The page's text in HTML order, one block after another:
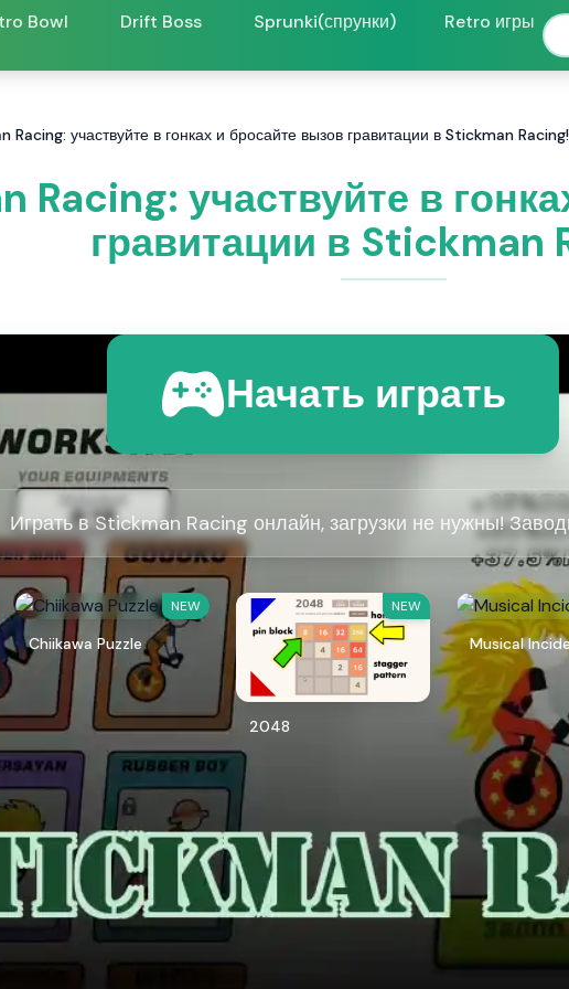
Bowl Drift Boss Sprunki(спрунки)
Retro игры
Racing: участвуйте в гонках и бросайте вызов гравитации в Stickman Racing!
Racing: участвуйте в
гравитации в Stickman
Начать играть
Играть в Stickman Racing онлайн, загрузки не нужны!
NEW
Chiikawa Puzzle
NEW
2048
Musical